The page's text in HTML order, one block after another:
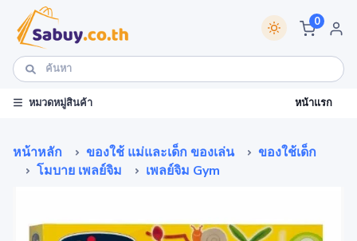
0
หมวดหมู่สินค้า หน้าแรก
หน้าหลัก ของใช้ แม่และเด็ก ของเล่น
ของใช้เด็ก
โมบาย เพลย์จิม
เพลย์จิม Gym